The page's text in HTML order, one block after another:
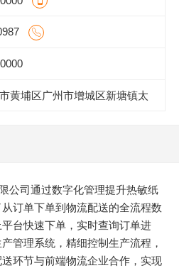
黄埔区广州市增城区新塘镇太
公司通过数字化管理提升热敏纸
订单下单到物流配送的全流程数
台快速下单，实时查询订单进
管理系统，精细控制生产流程，
环节与前端物流企业合作，实现